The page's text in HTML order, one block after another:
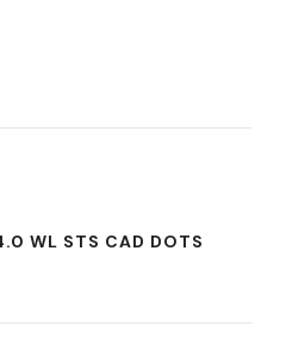
WL STS CAD DOTS